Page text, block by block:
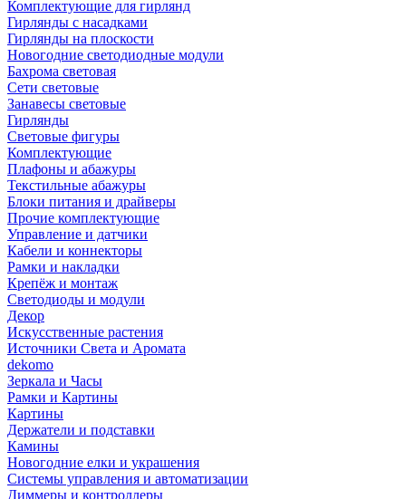
Комплектующие для гирлянд
Гирлянды с насадками
Гирлянды на плоскости
Новогодние светодиодные модули
Бахрома световая
Сети световые
Занавесы световые
Гирлянды
Световые фигуры
Комплектующие
Плафоны и абажуры
Текстильные абажуры
Блоки питания и драйверы
Прочие комплектующие
Управление и датчики
Кабели и коннекторы
Рамки и накладки
Крепёж и монтаж
Светодиоды и модули
Декор
Искусственные растения
Источники Света и Аромата
dekomo
Зеркала и Часы
Рамки и Картины
Картины
Держатели и подставки
Камины
Новогодние елки и украшения
Системы управления и автоматизации
Диммеры и контроллеры